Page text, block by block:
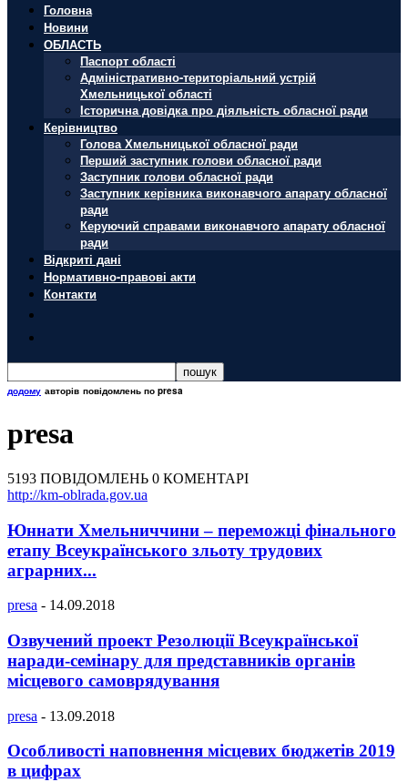
Головна
Новини
ОБЛАСТЬ
Паспорт області
Адміністративно-територіальний устрій
Хмельницької області
Історична довідка про діяльність обласної ради
Керівництво
Голова Хмельницької обласної ради
Перший заступник голови обласної ради
Заступник голови обласної ради
Заступник керівника виконавчого апарату обласної
ради
Керуючий справами виконавчого апарату обласної
ради
Відкриті дані
Нормативно-правові акти
Контакти
додому авторів повідомлень по presa
presa
5193 ПОВІДОМЛЕНЬ 0 КОМЕНТАРІ
http://km-oblrada.gov.ua
Юннати Хмельниччини – переможці фінального
етапу Всеукраїнського зльоту трудових
аграрних...
presa - 14.09.2018
Озвучений проект Резолюції Всеукраїнської
наради-семінару для представників органів
місцевого самоврядування
presa - 13.09.2018
Особливості наповнення місцевих бюджетів 2019
в цифрах